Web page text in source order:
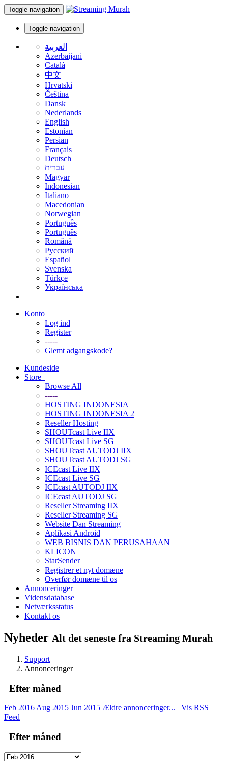
Toggle navigation
Toggle navigation
العربية
Azerbaijani
Català
中文
Hrvatski
Čeština
Dansk
Nederlands
English
Estonian
Persian
Français
Deutsch
עברית
Magyar
Indonesian
Italiano
Macedonian
Norwegian
Português
Português
Română
Русский
Español
Svenska
Türkçe
Українська
Konto
Log ind
Register
-----
Glemt adgangskode?
Kundeside
Store
Browse All
-----
HOSTING INDONESIA
HOSTING INDONESIA 2
Reseller Hosting
SHOUTcast Live IIX
SHOUTcast Live SG
SHOUTcast AUTODJ IIX
SHOUTcast AUTODJ SG
ICEcast Live IIX
ICEcast Live SG
ICEcast AUTODJ IIX
ICEcast AUTODJ SG
Reseller Streaming IIX
Reseller Streaming SG
Website Dan Streaming
Aplikasi Android
WEB BISNIS DAN PERUSAHAAN
KLICON
StarSender
Registrer et nyt domæne
Overfør domæne til os
Annonceringer
Vidensdatabase
Netværksstatus
Kontakt os
Nyheder Alt det seneste fra Streaming Murah
Support
Annonceringer
Efter måned
Feb 2016 Aug 2015 Jun 2015 Ældre annonceringer...
Vis RSS
Feed
Efter måned